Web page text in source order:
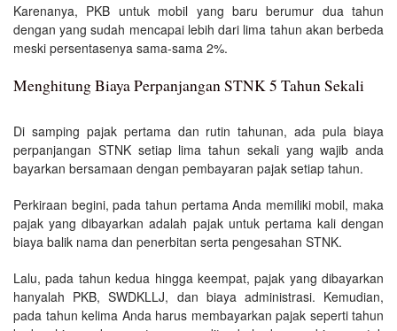
Karenanya, PKB untuk mobil yang baru berumur dua tahun
dengan yang sudah mencapai lebih dari lima tahun akan berbeda
meski persentasenya sama-sama 2%.
Menghitung Biaya Perpanjangan STNK 5 Tahun Sekali
Di samping pajak pertama dan rutin tahunan, ada pula biaya
perpanjangan STNK setiap lima tahun sekali yang wajib anda
bayarkan bersamaan dengan pembayaran pajak setiap tahun.
Perkiraan begini, pada tahun pertama Anda memiliki mobil, maka
pajak yang dibayarkan adalah pajak untuk pertama kali dengan
biaya balik nama dan penerbitan serta pengesahan STNK.
Lalu, pada tahun kedua hingga keempat, pajak yang dibayarkan
hanyalah PKB, SWDKLLJ, dan biaya administrasi. Kemudian,
pada tahun kelima Anda harus membayarkan pajak seperti tahun